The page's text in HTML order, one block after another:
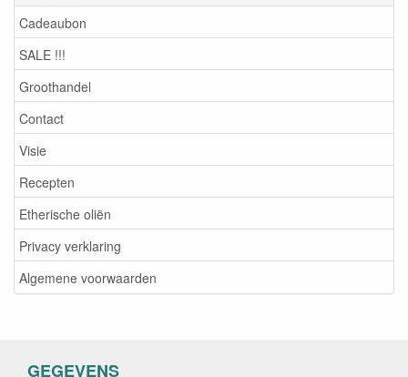
Cadeaubon
SALE !!!
Groothandel
Contact
Visie
Recepten
Etherische oliën
Privacy verklaring
Algemene voorwaarden
GEGEVENS